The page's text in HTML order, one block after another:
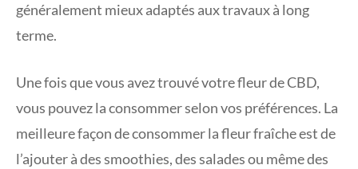
généralement mieux adaptés aux travaux à long
terme.
Une fois que vous avez trouvé votre fleur de CBD,
vous pouvez la consommer selon vos préférences. La
meilleure façon de consommer la fleur fraîche est de
l’ajouter à des smoothies, des salades ou même des